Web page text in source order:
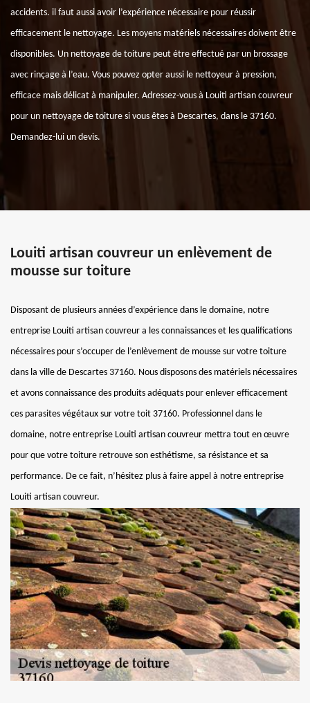
accidents. il faut aussi avoir l’expérience nécessaire pour réussir
efficacement le nettoyage. Les moyens matériels nécessaires doivent être
disponibles. Un nettoyage de toiture peut étre effectué par un brossage
avec rinçage à l’eau. Vous pouvez opter aussi le nettoyeur à pression,
efficace mais délicat à manipuler. Adressez-vous à Louiti artisan couvreur
pour un nettoyage de toiture si vous êtes à Descartes, dans le 37160.
Demandez-lui un devis.
Louiti artisan couvreur un enlèvement de
mousse sur toiture
Disposant de plusieurs années d’expérience dans le domaine, notre
entreprise Louiti artisan couvreur a les connaissances et les qualifications
nécessaires pour s’occuper de l’enlèvement de mousse sur votre toiture
dans la ville de Descartes 37160. Nous disposons des matériels nécessaires
et avons connaissance des produits adéquats pour enlever efficacement
ces parasites végétaux sur votre toit 37160. Professionnel dans le
domaine, notre entreprise Louiti artisan couvreur mettra tout en œuvre
pour que votre toiture retrouve son esthétisme, sa résistance et sa
performance. De ce fait, n’hésitez plus à faire appel à notre entreprise
Louiti artisan couvreur.